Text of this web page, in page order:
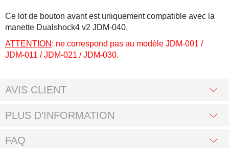
Ce lot de bouton avant est uniquement compatible avec la
manette Dualshock4 v2 JDM-040.
ATTENTION : ne correspond pas au modèle JDM-001 /
JDM-011 / JDM-021 / JDM-030.
AVIS CLIENT
PLUS D’INFORMATION
FAQ